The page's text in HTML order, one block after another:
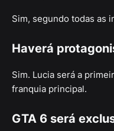
Sim, segundo todas as
Haverá
Sim. Lucia será a
franquia principal.
GTA 6 será